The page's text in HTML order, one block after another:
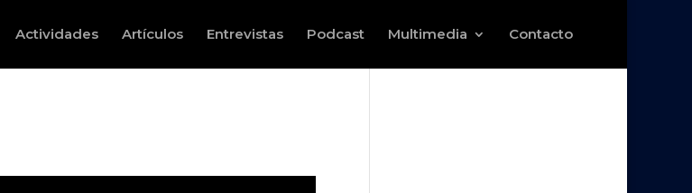
Actividades Artículos Entrevistas Podcast Multimedia Contacto